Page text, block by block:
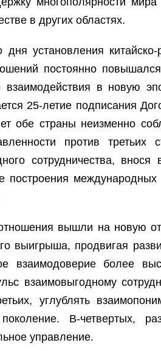
в других областях.
установления китайско-
постоянно
в новую
25-летие подписания
обе страны неизменно
против третьих
сотрудничества,
построения
отношения вышли на новую
продвигая
взаимодоверие более
взаимовыгодному
углублять
В-четвертых,
управление.